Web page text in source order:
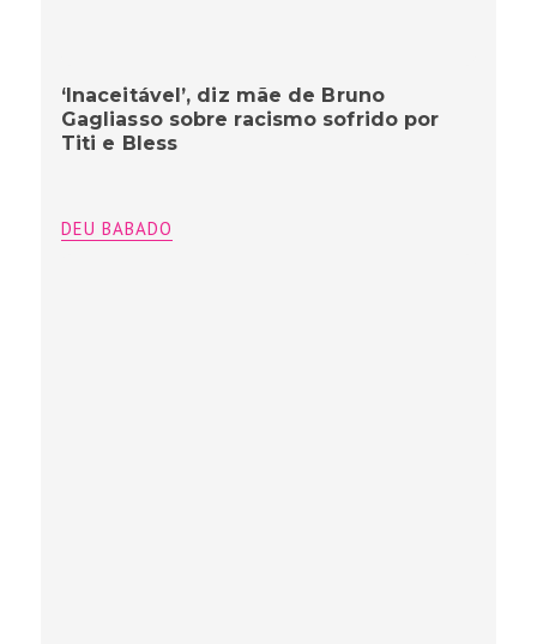
‘Inaceitável’, diz mãe de Bruno
Gagliasso sobre racismo sofrido por
Titi e Bless
DEU BABADO